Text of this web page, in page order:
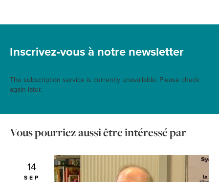
Inscrivez-vous à notre newsletter
The subscription service is currently unavailable. Please check
again later.
Vous pourriez aussi être intéressé par
14
SEP